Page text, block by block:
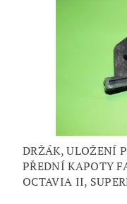
DRŽÁK, ULOŽENÍ
PŘEDNÍ KAPOTY
OCTAVIA II,